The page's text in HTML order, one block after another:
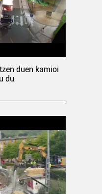
duen kamioi
du